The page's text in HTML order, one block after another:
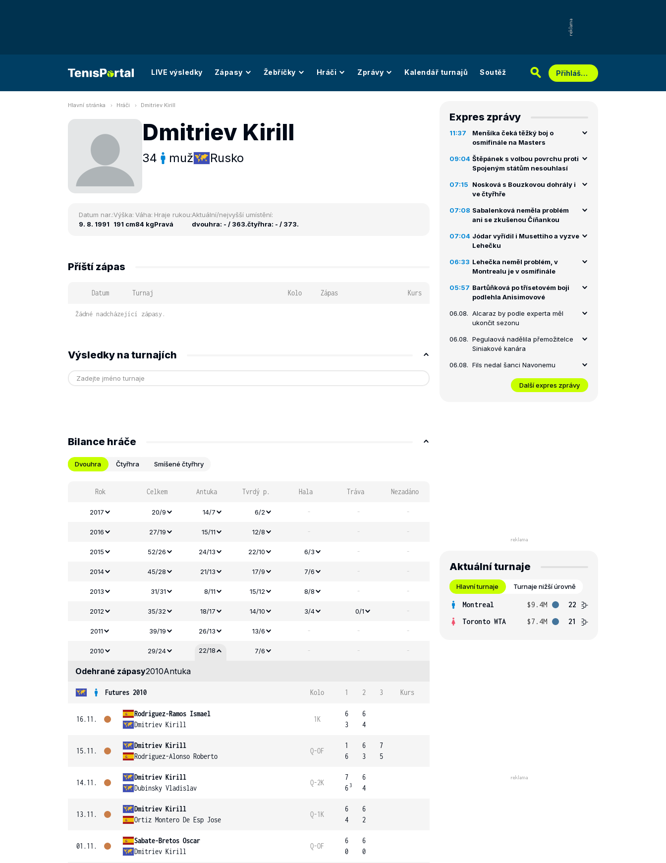
LIVE výsledky Zápasy Žebříčky Hráči Zprávy Kalendář turnajů Soutěž Přihlášení
Hlavní stránka Hráči Dmitriev Kirill
Dmitriev Kirill
34 muž Rusko
Datum nar.:
9. 8. 1991
Výška:
191 cm
Váha:
84 kg
Hraje rukou:
Pravá
Aktuální/nejvyšší umístění:
dvouhra: - / 363.čtyřhra: - / 373.
Příští zápas
Datum Turnaj Kolo Zápas Kurs
Žádné nadcházející zápasy.
Výsledky na turnajích
Bilance hráče
Dvouhra Čtyřhra Smíšené čtyřhry
Rok Celkem Antuka Tvrdý p. Hala Tráva Nezadáno
2017 20/9 14/7 6/2 - - -
2016 27/19 15/11 12/8 - - -
2015 52/26 24/13 22/10 6/3 - -
2014 45/28 21/13 17/9 7/6 - -
2013 31/31 8/11 15/12 8/8 - -
2012 35/32 18/17 14/10 3/4 0/1 -
2011 39/19 26/13 13/6 - - -
2010 29/24 22/18 7/6 - - -
Odehrané zápasy2010Antuka
Futures 2010 Kolo 1 2 3 Kurs
16.11.
Rodriguez-Ramos Ismael
Dmitriev Kirill
1K
6
3
6
4
15.11.
Dmitriev Kirill
Rodriguez-Alonso Roberto
Q-OF
1
6
6
3
7
5
14.11.
Dmitriev Kirill
Dubinsky Vladislav
Q-2K
7
6 3
6
4
13.11.
Dmitriev Kirill
Ortiz Montero De Esp Jose
Q-1K
6
4
6
2
01.11.
Sabate-Bretos Oscar
Dmitriev Kirill
Q-OF
6
0
6
0
Expres zprávy
11:37
Menšíka čeká těžký boj o
osmifinále na Masters
09:04 Štěpánek s volbou povrchu proti
Spojeným státům nesouhlasí
07:15
Nosková s Bouzkovou dohrály i
ve čtyřhře
07:08 Sabalenková neměla problém
ani se zkušenou Číňankou
07:04 Jódar vyřídil i Musettiho a vyzve
Lehečku
06:33 Lehečka neměl problém, v
Montrealu je v osmifinále
05:57 Bartůňková po třísetovém boji
podlehla Anisimovové
06.08. Alcaraz by podle experta měl
ukončit sezonu
06.08. Pegulaová nadělila přemožitelce
Siniakové kanára
06.08. Fils nedal šanci Navonemu
Další expres zprávy
Aktuální turnaje
Hlavní turnaje Turnaje nižší úrovně
Montreal $9.4M
22
Toronto WTA
$7.4M 21